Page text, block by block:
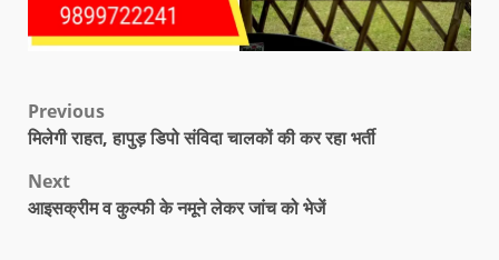
Previous
मिलेगी राहत, हापुड़ डिपो संविदा चालकों की कर रहा भर्ती
Next
आइसक्रीम व कुल्फी के नमूने लेकर जांच को भेजें